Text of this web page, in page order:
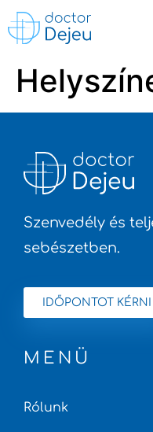
Szenvedély és
sebészetben.
IDŐPONTOT KÉRNI
MENÜ
Rólunk